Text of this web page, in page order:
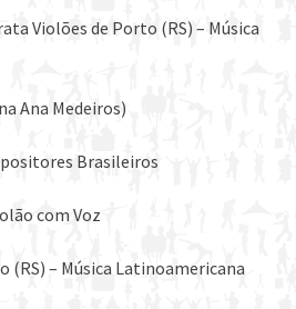
Violões de Porto (RS) – Música
Ana Medeiros)
Brasileiros
com Voz
(RS) – Música Latinoamericana